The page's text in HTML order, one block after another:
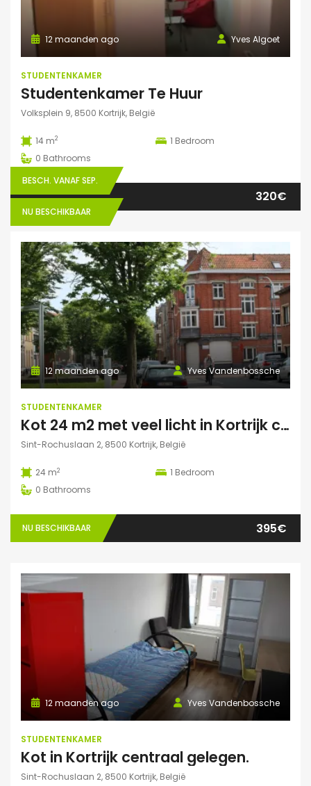
Yves Algoet
12 maanden ago
STUDENTENKAMER
Studentenkamer Te Huur
Volksplein 9, 8500 Kortrijk, België
14 m2 1 Bedroom
0 Bathrooms
BESCH. VANAF SEP.
NU BESCHIKBAAR
320€
Yves Vandenbossche
12 maanden ago
STUDENTENKAMER
Kot 24 m2 met veel licht in Kortrijk centraal gelegen.
Sint-Rochuslaan 2, 8500 Kortrijk, België
24 m2 1 Bedroom
0 Bathrooms
NU BESCHIKBAAR 395€
Yves Vandenbossche
12 maanden ago
STUDENTENKAMER
Kot in Kortrijk centraal gelegen.
Sint-Rochuslaan 2, 8500 Kortrijk, België